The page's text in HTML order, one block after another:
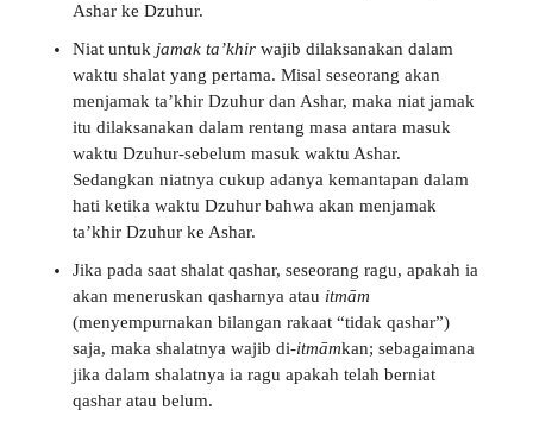
Ashar ke Dzuhur.
Niat untuk jamak ta’khir wajib dilaksanakan dalam
waktu shalat yang pertama. Misal seseorang akan
menjamak ta’khir Dzuhur dan Ashar, maka niat jamak
itu dilaksanakan dalam rentang masa antara masuk
waktu Dzuhur-sebelum masuk waktu Ashar.
Sedangkan niatnya cukup adanya kemantapan dalam
hati ketika waktu Dzuhur bahwa akan menjamak
ta’khir Dzuhur ke Ashar.
Jika pada saat shalat qashar, seseorang ragu, apakah ia
akan meneruskan qasharnya atau itmām
(menyempurnakan bilangan rakaat “tidak qashar”)
saja, maka shalatnya wajib di-itmāmkan; sebagaimana
jika dalam shalatnya ia ragu apakah telah berniat
qashar atau belum.